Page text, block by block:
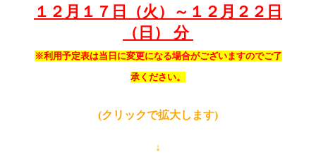
１２月１７ 日（火）～１２月２２ 日
（日） 分
※利用予定表は当日に変更になる場合がございますのでご了
承ください。
(クリックで拡大します)
↓